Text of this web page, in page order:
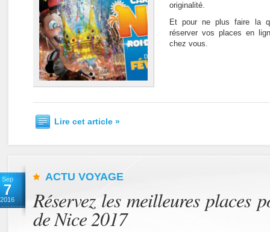
originalité.
Et pour ne plus faire la
réserver vos places en
chez vous.
Lire cet article »
Sep
7
2016
ACTU VOYAGE
Réservez les meilleures places
de Nice 2017